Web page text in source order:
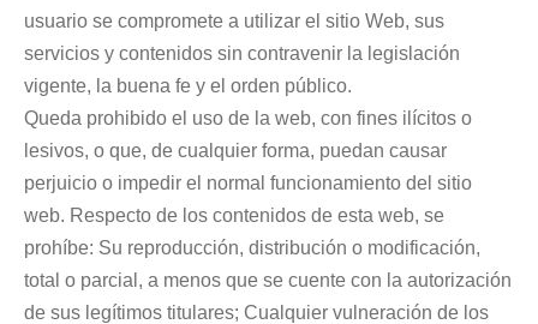
usuario se compromete a utilizar el sitio Web, sus
servicios y contenidos sin contravenir la legislación
vigente, la buena fe y el orden público.
Queda prohibido el uso de la web, con fines ilícitos o
lesivos, o que, de cualquier forma, puedan causar
perjuicio o impedir el normal funcionamiento del sitio
web. Respecto de los contenidos de esta web, se
prohíbe: Su reproducción, distribución o modificación,
total o parcial, a menos que se cuente con la autorización
de sus legítimos titulares; Cualquier vulneración de los